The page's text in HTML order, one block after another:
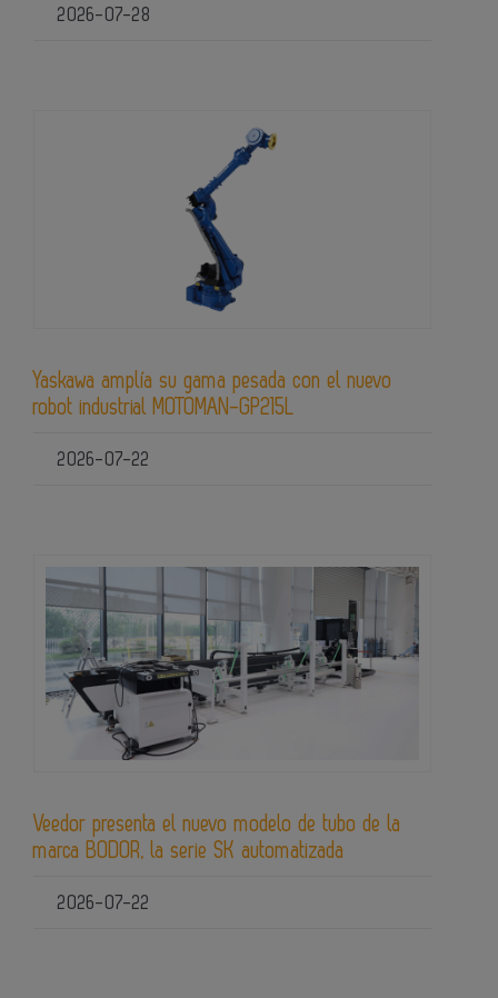
2026-07-28
Yaskawa amplía su gama pesada con el nuevo
robot industrial MOTOMAN-GP215L
2026-07-22
Veedor presenta el nuevo modelo de tubo de la
marca BODOR, la serie SK automatizada
2026-07-22